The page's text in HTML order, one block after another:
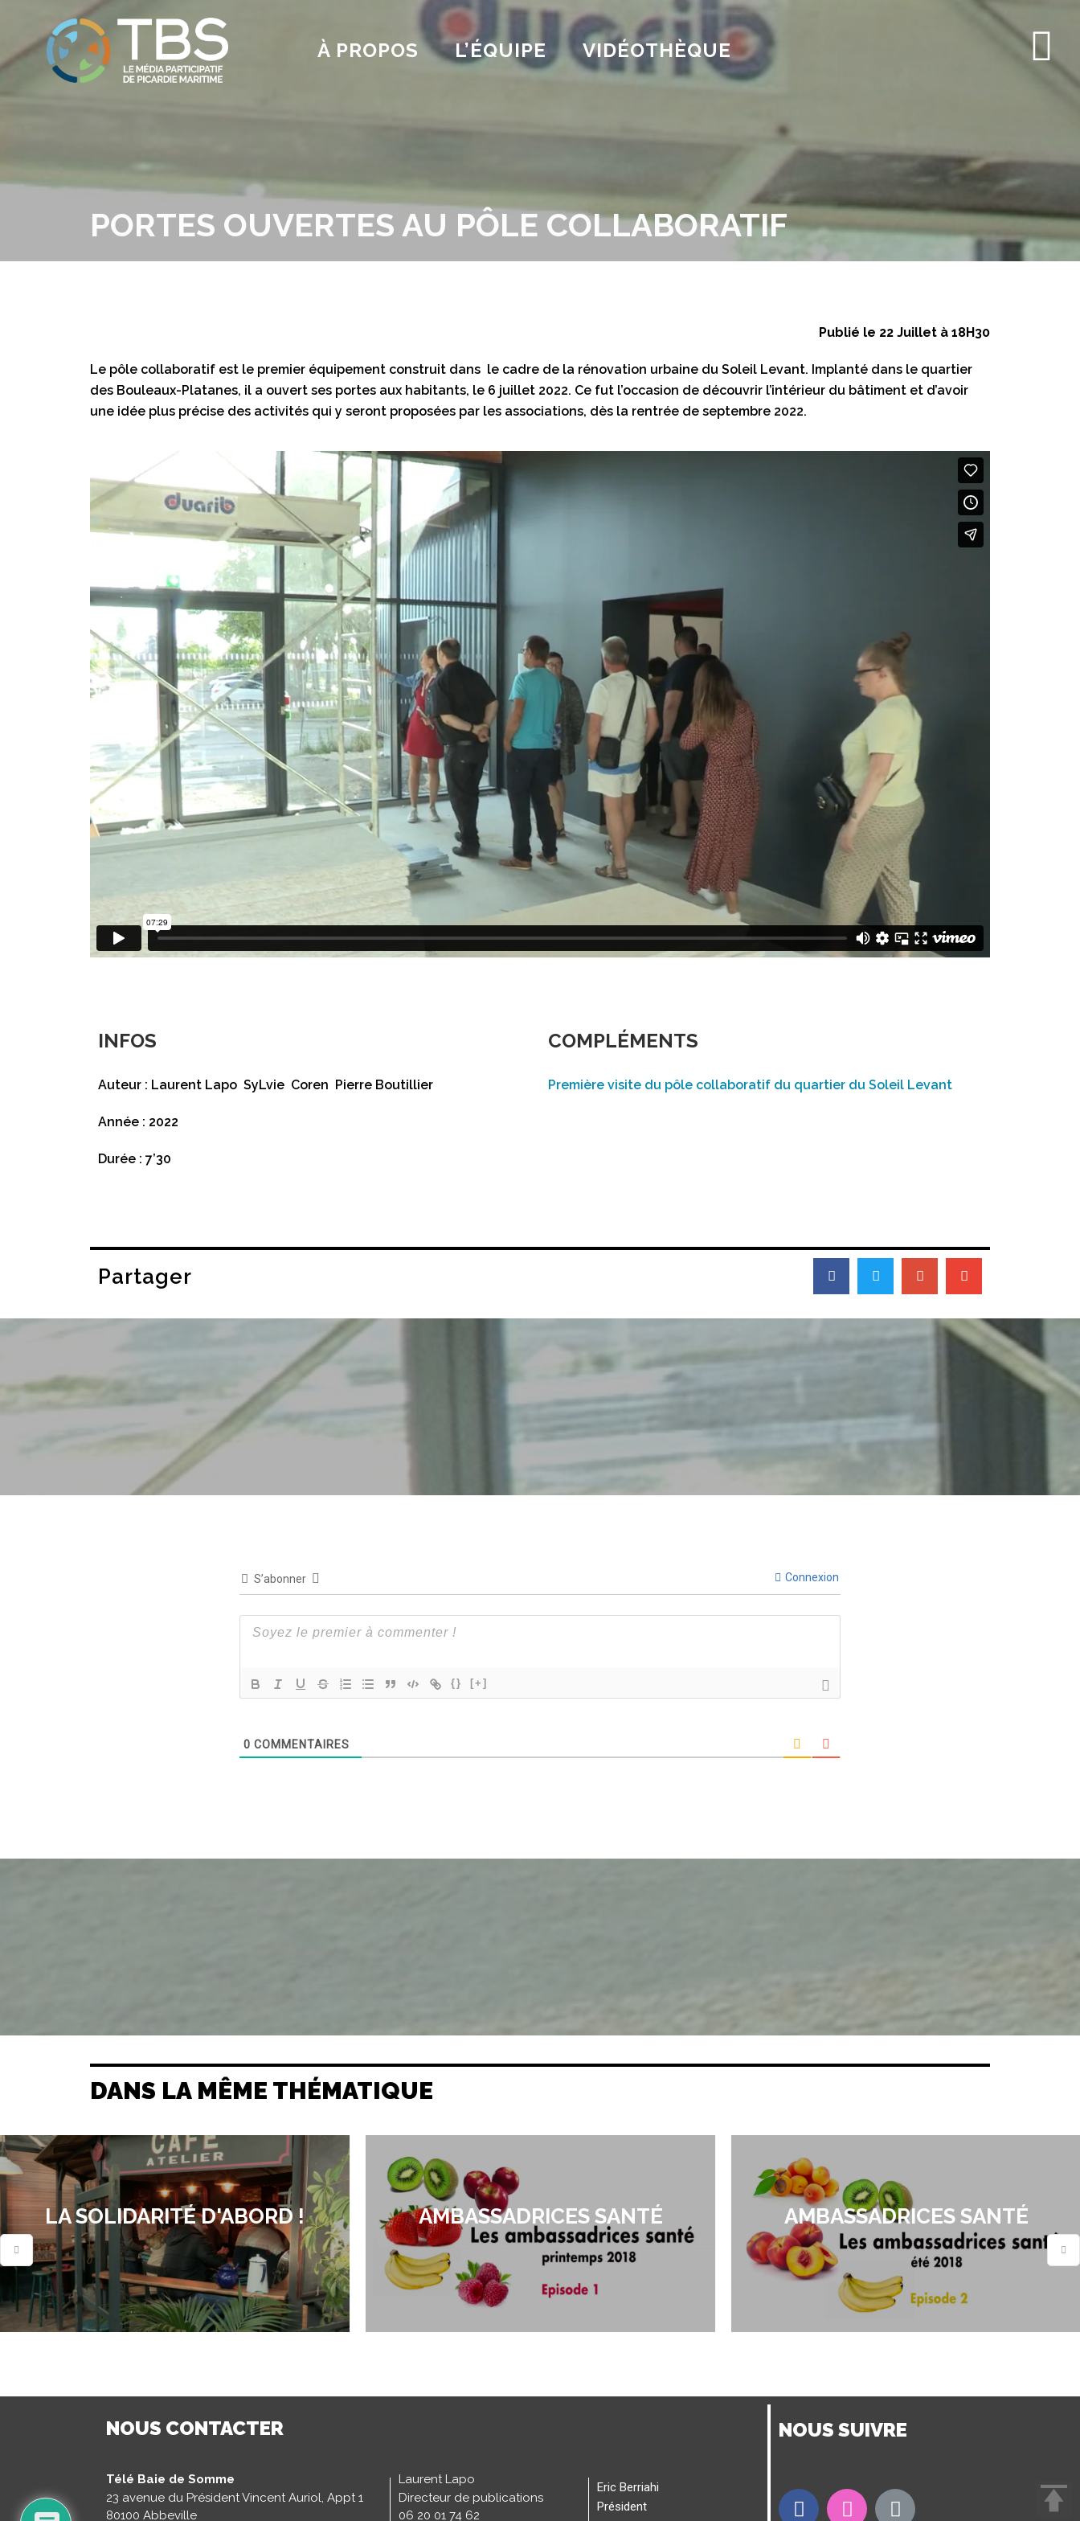
À PROPOS L’ÉQUIPE VIDÉOTHÈQUE
PORTES OUVERTES AU PÔLE COLLABORATIF
Publié le 22 Juillet à 18H30
Le pôle collaboratif est le premier équipement construit dans le cadre de la rénovation urbaine du Soleil Levant. Implanté dans le quartier
des Bouleaux-Platanes, il a ouvert ses portes aux habitants, le 6 juillet 2022. Ce fut l’occasion de découvrir l’intérieur du bâtiment et d’avoir
une idée plus précise des activités qui y seront proposées par les associations, dès la rentrée de septembre 2022.
INFOS
Auteur : Laurent Lapo SyLvie Coren Pierre Boutillier
Année : 2022
Durée : 7’30
COMPLÉMENTS
Première visite du pôle collaboratif du quartier du Soleil Levant
Partager
S’abonner Connexion
{} [+]
0 COMMENTAIRES
DANS LA MÊME THÉMATIQUE
LA SOLIDARITÉ D'ABORD ! AMBASSADRICES SANTÉ AMBASSADRICES SANTÉ
NOUS CONTACTER
Télé Baie de Somme
23 avenue du Président Vincent Auriol, Appt 1
80100 Abbeville
Laurent Lapo
Directeur de publications
06 20 01 74 62
Eric Berriahi
Président
NOUS SUIVRE